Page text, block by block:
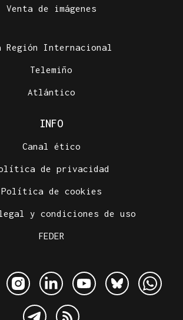
Venta de imágenes
Región Internacional
Telemiño
Atlántico
INFO
Canal ético
de privacidad
Política de cookies
y condiciones de uso
FEDER